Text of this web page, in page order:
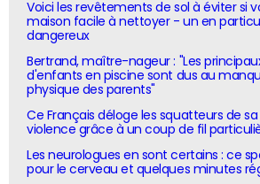
Voici les revêtements de sol à éviter si
maison facile à nettoyer - un en
dangereux
Bertrand, maître-nageur : "Les
d'enfants en piscine sont dus au
physique des parents"
Ce Français déloge les squatteurs de
violence grâce à un coup de fil
Les neurologues en sont certains : ce
pour le cerveau et quelques minutes